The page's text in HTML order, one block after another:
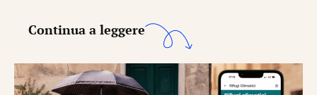
Continua a leggere